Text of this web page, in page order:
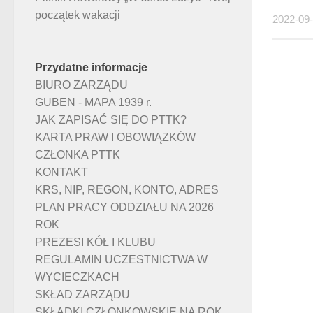
2022-
początek wakacji
Przydatne informacje
BIURO ZARZĄDU
GUBEN - MAPA 1939 r.
JAK ZAPISAĆ SIĘ DO PTTK?
KARTA PRAW I OBOWIĄZKÓW
CZŁONKA PTTK
KONTAKT
KRS, NIP, REGON, KONTO, ADRES
PLAN PRACY ODDZIAŁU NA 2026
ROK
PREZESI KÓŁ I KLUBU
REGULAMIN UCZESTNICTWA W
WYCIECZKACH
SKŁAD ZARZĄDU